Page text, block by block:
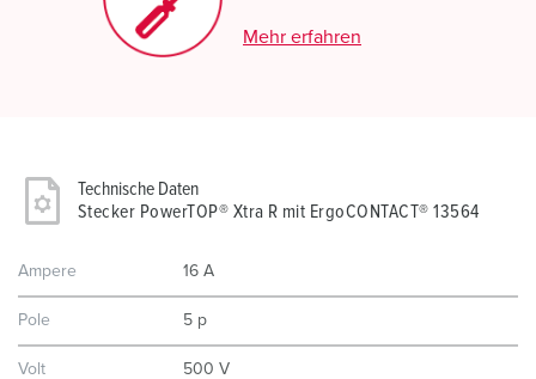
Mehr erfahren
Technische Daten
Stecker PowerTOP® Xtra R mit ErgoCONTACT® 13564
Ampere 16 A
Pole 5 p
Volt 500 V